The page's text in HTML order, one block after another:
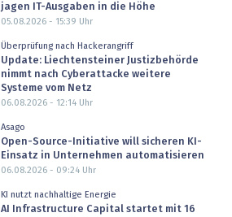
jagen IT-Ausgaben in die Höhe
05.08.2026 - 15:39 Uhr
Überprüfung nach Hackerangriff
Update: Liechtensteiner Justizbehörde
nimmt nach Cyberattacke weitere
Systeme vom Netz
06.08.2026 - 12:14Uhr
Asago
Open-Source-Initiative will sicheren KI-
Einsatz in Unternehmen automatisieren
06.08.2026 - 09:24Uhr
KI nutzt nachhaltige Energie
AI Infrastructure Capital startet mit 16